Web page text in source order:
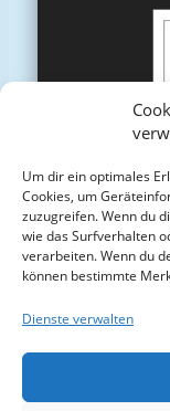
Um dir ein optimales
Cookies, um
zuzugreifen. Wenn du
wie das Surfverhalten
verarbeiten. Wenn du
können bestimmte
Dienste verwalten